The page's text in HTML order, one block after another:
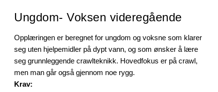
Ungdom-Voksen videregående
Opplæringener beregnet for ungdom og voksne som klarer
seg uten hjelpemidler på dypt vann, og som ønsker å lære
seg grunnleggende crawlteknikk. Hovedfokus er på crawl,
men man går også gjennom noe rygg.
Krav: